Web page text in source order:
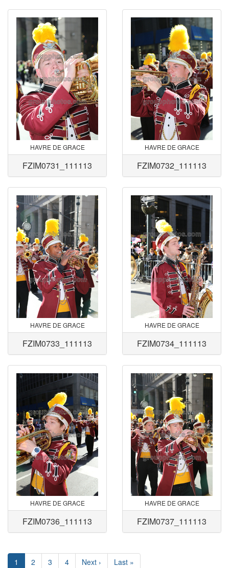
HAVRE DE GRACE
FZIM0731_111113
HAVRE DE GRACE
FZIM0732_111113
HAVRE DE GRACE
FZIM0733_111113
HAVRE DE GRACE
FZIM0734_111113
HAVRE DE GRACE
FZIM0736_111113
HAVRE DE GRACE
FZIM0737_111113
1 2 3 4 Next › Last »